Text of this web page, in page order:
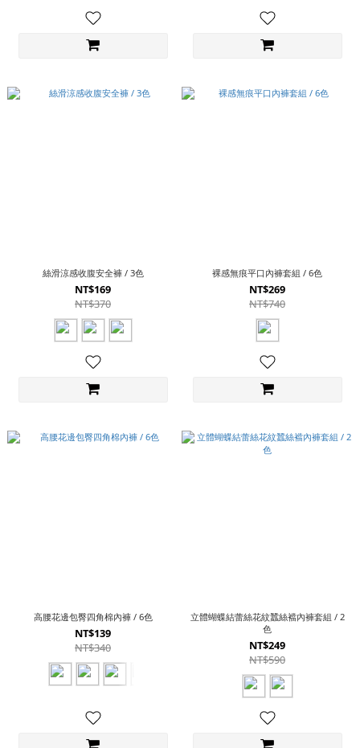
絲滑涼感收腹安全褲 / 3色
NT$169
NT$370
裸感無痕平口內褲套組 / 6色
NT$269
NT$740
高腰花邊包臀四角棉內褲 / 6色
NT$139
NT$340
立體蝴蝶結蕾絲花紋蠶絲襠內褲套組 / 2
色
NT$249
NT$590